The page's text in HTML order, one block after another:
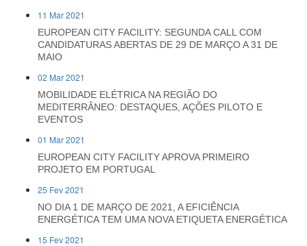
11 Mar 2021
EUROPEAN CITY FACILITY: SEGUNDA CALL COM
CANDIDATURAS ABERTAS DE 29 DE MARÇO A 31 DE
MAIO
02 Mar 2021
MOBILIDADE ELÉTRICA NA REGIÃO DO
MEDITERRÂNEO: DESTAQUES, AÇÕES PILOTO E
EVENTOS
01 Mar 2021
EUROPEAN CITY FACILITY APROVA PRIMEIRO
PROJETO EM PORTUGAL
25 Fev 2021
NO DIA 1 DE MARÇO DE 2021, A EFICIÊNCIA
ENERGÉTICA TEM UMA NOVA ETIQUETA ENERGÉTICA
15 Fev 2021